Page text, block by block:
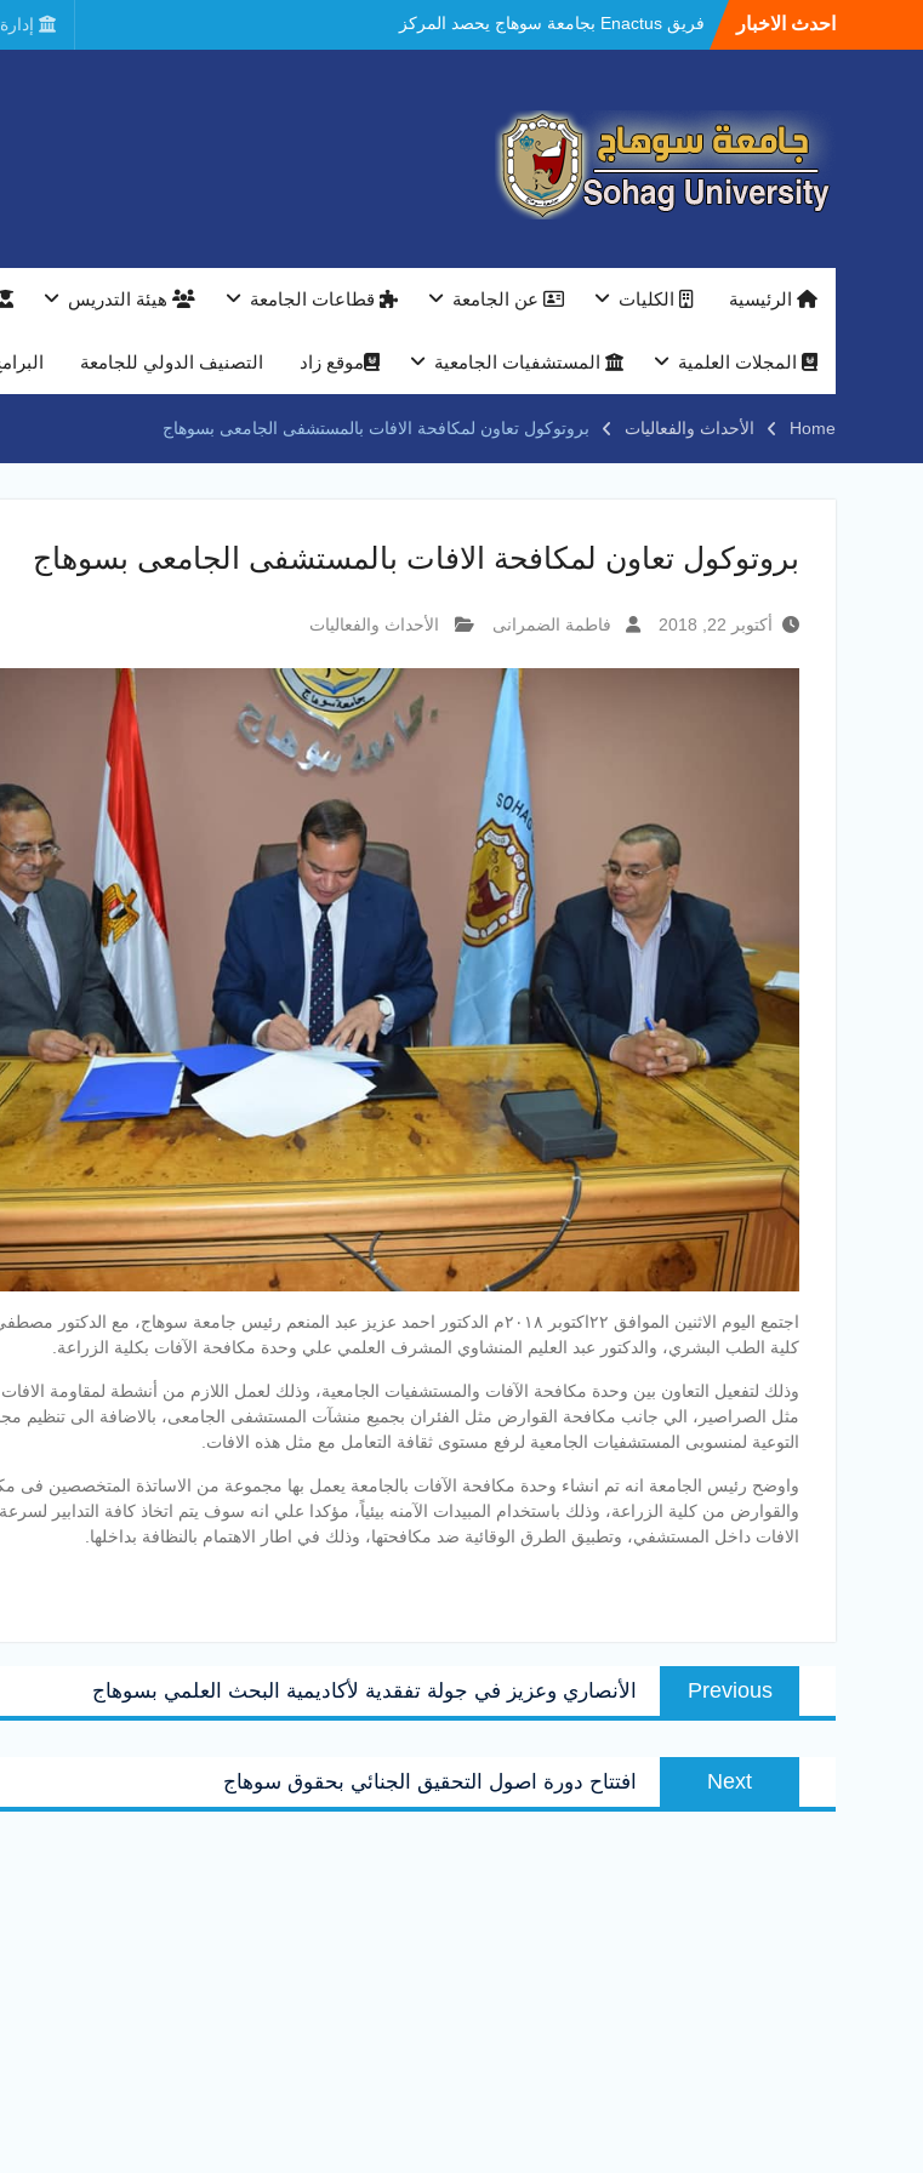
احدث الاخبار
فريق Enactus بجامعة سوهاج يحصد المركز
الاول في الابتكار وتمكين المراة والمركز الثاني
مستشفيات سوهاج الجامعية تحقق إنجازًا طبيًا
جديدًا و تنجح في علاج 3 حالات أكالازيا بتقنية
POEM دون جراحة .
النعماني يلتقي بمدير امن سوهاج الجديد لتقديم
بمعرض الاكاديمية العسكريه علي هامش
النعماني والمدير التنفيذي لشركة وادي النيل
جامعة سوهاج تفتح أبوابها لطلاب الثانوية العامة
الرئيسية الكليات عن الجامعة قطاعات الجامعة هيئة التدريس
المجلات العلمية المستشفيات الجامعية موقع زاد التصنيف الدولي للجامعة
Home الأحداث والفعاليات بروتوكول تعاون لمكافحة الافات بالمستشفى الجامعى بسوهاج
بروتوكول تعاون لمكافحة الافات بالمستشفى الجامعى بسوهاج
أكتوبر 22, 2018 فاطمة الضمرانى الأحداث والفعاليات
اجتمع اليوم الاثنين الموافق ٢٢اكتوبر ٢٠١٨م الدكتور احمد عزيز عبد المنعم رئيس جامعة سوهاج، مع
كلية الطب البشري، والدكتور عبد العليم المنشاوي المشرف العلمي علي وحدة مكافحة الآفات بكلية الزراعة.
وذلك لتفعيل التعاون بين وحدة مكافحة الآفات والمستشفيات الجامعية، وذلك لعمل اللازم من أنشطة لمقاومة
مثل الصراصير، الي جانب مكافحة القوارض مثل الفئران بجميع منشآت المستشفى الجامعى، بالاضافة الى تنظيم
التوعية لمنسوبى المستشفيات الجامعية لرفع مستوى ثقافة التعامل مع مثل هذه الافات.
واوضح رئيس الجامعة انه تم انشاء وحدة مكافحة الآفات بالجامعة يعمل بها مجموعة من الاساتذة المتخصصين فى
والقوارض من كلية الزراعة، وذلك باستخدام المبيدات الآمنه بيئياً، مؤكدا علي انه سوف يتم اتخاذ كافة التدابير
الافات داخل المستشفي، وتطبيق الطرق الوقائية ضد مكافحتها، وذلك في اطار الاهتمام بالنظافة بداخلها.
تصفّح
المقالاتPrevious
Previous
post:
الأنصاري وعزيز في جولة تفقدية لأكاديمية البحث العلمي بسوهاج
Next
Next
post:
افتتاح دورة اصول التحقيق الجنائي بحقوق سوهاج